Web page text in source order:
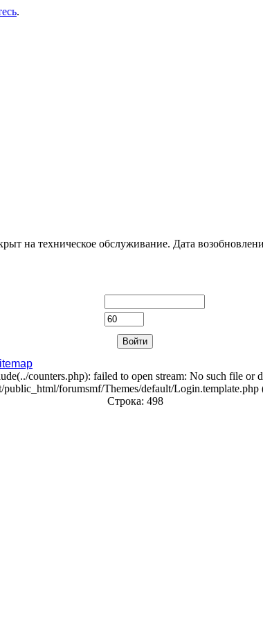
.
на техническое обслуживание. Дата
counters.php): failed to open stream: No such file or
forumsmf/Themes/default/Login.template.php
Строка: 498